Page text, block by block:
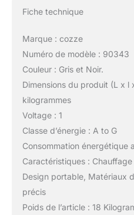
Fiche technique
Marque : cozze
Numéro de modèle : 90343
Couleur : Gris et Noir.
Dimensions du produit (L x
kilogrammes
Voltage : 1
Classe d’énergie : A to G
Consommation énergétique
Caractéristiques :
Design portable, Matériaux
précis
Poids de l’article : 18